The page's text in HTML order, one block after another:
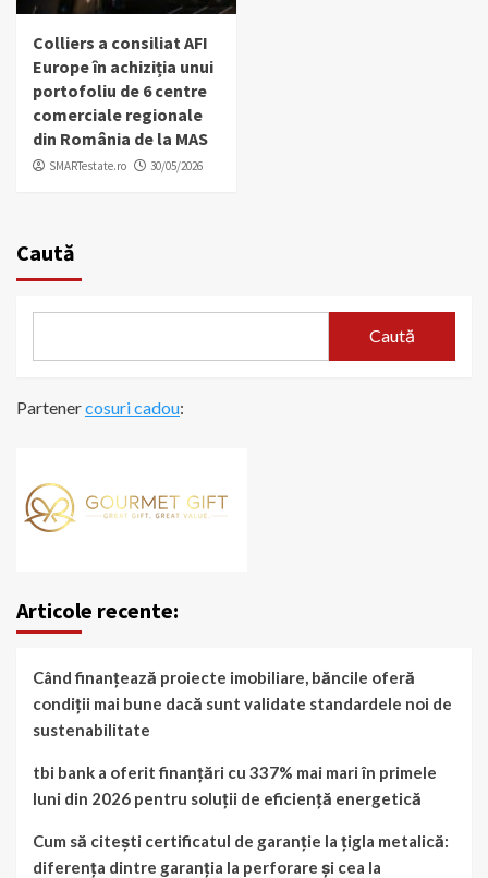
Colliers a consiliat AFI
Europe în achiziția unui
portofoliu de 6 centre
comerciale regionale
din România de la MAS
SMARTestate.ro 30/05/2026
Caută
Caută
Partenercosuri cadou:
Articole recente:
Când finanțează proiecte imobiliare, băncile oferă
condiții mai bune dacă sunt validate standardele noi de
sustenabilitate
tbi bank a oferit finanțări cu 337% mai mari în primele
luni din 2026 pentru soluții de eficiență energetică
Cum să citești certificatul de garanție la țigla metalică:
diferența dintre garanția la perforare și cea la